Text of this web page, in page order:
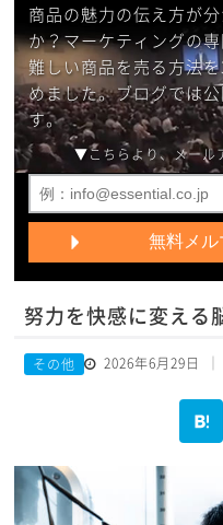
商品の魅力の伝え方が
か？マーケティングの
難しい商品を売る方法
めました。ブログでは
す。
▼こちらより、メール
努力を快感に変える
その他 2026年6月29日